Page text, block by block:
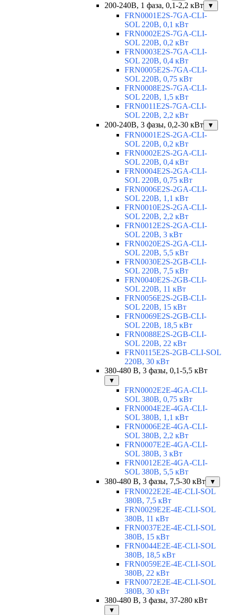
200-240В, 1 фаза, 0,1-2,2 кВт ▼
FRN0001E2S-7GA-CLI-
SOL 220В, 0,1 кВт
FRN0002E2S-7GA-CLI-
SOL 220В, 0,2 кВт
FRN0003E2S-7GA-CLI-
SOL 220В, 0,4 кВт
FRN0005E2S-7GA-CLI-
SOL 220В, 0,75 кВт
FRN0008E2S-7GA-CLI-
SOL 220В, 1,5 кВт
FRN0011E2S-7GA-CLI-
SOL 220В, 2,2 кВт
200-240В, 3 фазы, 0,2-30 кВт
▼
FRN0001E2S-2GA-CLI-
SOL 220В, 0,2 кВт
FRN0002E2S-2GA-CLI-
SOL 220В, 0,4 кВт
FRN0004E2S-2GA-CLI-
SOL 220В, 0,75 кВт
FRN0006E2S-2GA-CLI-
SOL 220В, 1,1 кВт
FRN0010E2S-2GA-CLI-
SOL 220В, 2,2 кВт
FRN0012E2S-2GA-CLI-
SOL 220В, 3 кВт
FRN0020E2S-2GA-CLI-
SOL 220В, 5,5 кВт
FRN0030E2S-2GB-CLI-
SOL 220В, 7,5 кВт
FRN0040E2S-2GB-CLI-
SOL 220В, 11 кВт
FRN0056E2S-2GB-CLI-
SOL 220В, 15 кВт
FRN0069E2S-2GB-CLI-
SOL 220В, 18,5 кВт
FRN0088E2S-2GB-CLI-
SOL 220В, 22 кВт
FRN0115E2S-2GB-CLI-SOL
220В, 30 кВт
380-480 В, 3 фазы, 0,1-5,5 кВт
▼
FRN0002E2E-4GA-CLI-
SOL 380В, 0,75 кВт
FRN0004E2E-4GA-CLI-
SOL 380В, 1,1 кВт
FRN0006E2E-4GA-CLI-
SOL 380В, 2,2 кВт
FRN0007E2E-4GA-CLI-
SOL 380В, 3 кВт
FRN0012E2E-4GA-CLI-
SOL 380В, 5,5 кВт
380-480 В, 3 фазы, 7,5-30 кВт
▼
FRN0022E2E-4E-CLI-SOL
380В, 7,5 кВт
FRN0029E2E-4E-CLI-SOL
380В, 11 кВт
FRN0037E2E-4E-CLI-SOL
380В, 15 кВт
FRN0044E2E-4E-CLI-SOL
380В, 18,5 кВт
FRN0059E2E-4E-CLI-SOL
380В, 22 кВт
FRN0072E2E-4E-CLI-SOL
380В, 30 кВт
380-480 В, 3 фазы, 37-280 кВт
▼